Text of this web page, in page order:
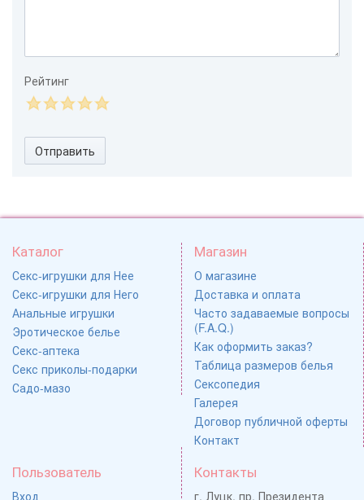
Рейтинг
Отправить
Каталог
Секс-игрушки для Нее
Секс-игрушки для Него
Анальные игрушки
Эротическое белье
Секс-аптека
Секс приколы-подарки
Садо-мазо
Магазин
О магазине
Доставка и оплата
Часто задаваемые вопросы
(F.A.Q.)
Как оформить заказ?
Таблица размеров белья
Сексопедия
Галерея
Договор публичной оферты
Контакт
Пользователь
Вход
Контакты
г. Луцк, пр. Президента